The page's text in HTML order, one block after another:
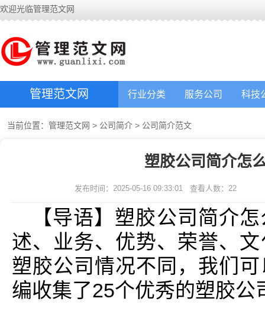
欢迎光临管理范文网
管理范文网 行业分类 服务公司 科技
当前位置： 管理范文网 > 公司简介 > 公司简介范文
塑胶公司简介怎
发布时间：2025-05-16 09:33:01 查看人数： 22
【导语】塑胶公司简介
述、业务、优势、荣誉、
塑胶公司情况不同，我们
编收集了25个优秀的塑胶